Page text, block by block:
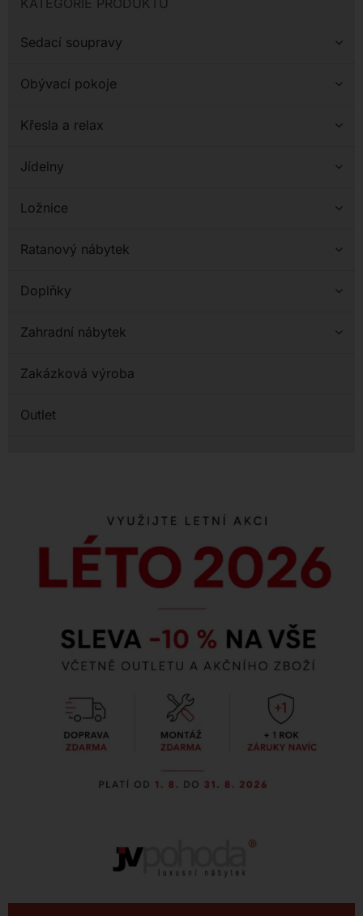
Kontakt
KATEGORIE PRODUKTŮ
Sedací soupravy
Obývací pokoje
Křesla a relax
Jídelny
Ložnice
Ratanový nábytek
Doplňky
Zahradní nábytek
Zakázková výroba
Outlet